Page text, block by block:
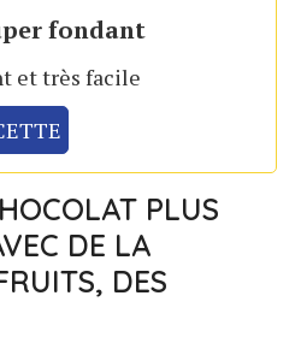
fondant
et très facile
PLUS
DE LA
DES